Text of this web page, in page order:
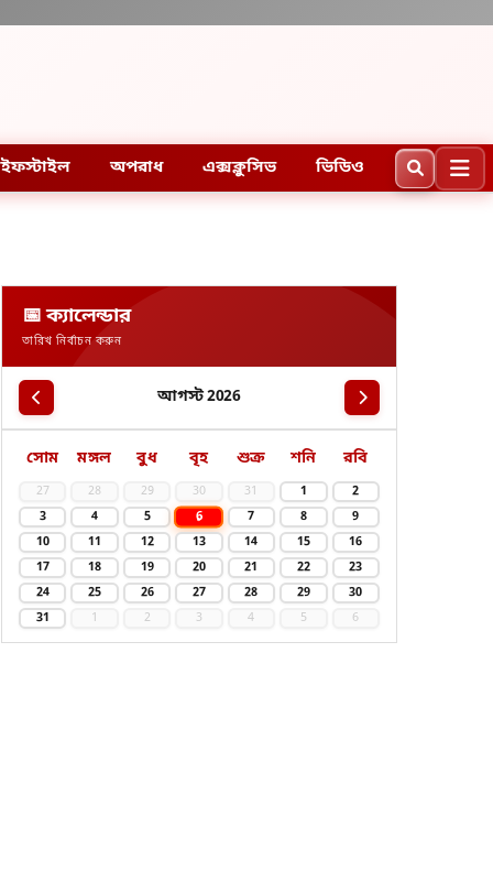
অপরাধ এক্সক্লুসিভ ভিডিও
📅 ক্যালেন্ডার
তারিখ নির্বাচন করুন
আগস্ট 2026
সোম মঙ্গল বুধ বৃহ শুক্র শনি রবি
27 28 29 30 31 1
2
3
4 5 6 7 8
9
10
11 12 13 14 15
16
17
18 19 20 21 22
23
24
25 26 27 28 29
30
31
1 2 3 4 5 6